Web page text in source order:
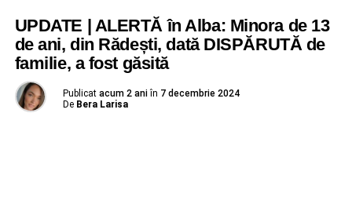
UPDATE | ALERTĂ în Alba: Minora de 13
de ani, din Rădești, dată DISPĂRUTĂ de
familie, a fost găsită
Publicat acum 2 ani în 7 decembrie 2024
De Bera Larisa